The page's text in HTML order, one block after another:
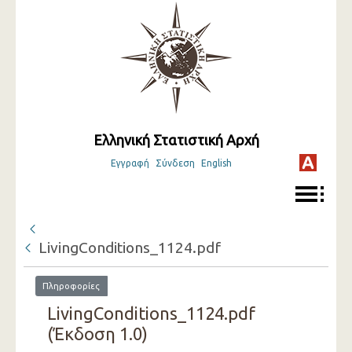
Ελληνική Στατιστική Αρχή
Εγγραφή Σύνδεση English
LivingConditions_1124.pdf
Πληροφορίες
LivingConditions_1124.pdf
(Έκδοση 1.0)